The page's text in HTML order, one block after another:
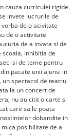
cauza curriculei rigide.
invete lucrurile de
de o acivitate
de o activitate
de a invata si de
inhibitia de
si de teme pentru
pacate unii ajunsi in
un spectacol de teatru
la un concert de
nu au citit o carte si
care sa le poata
dobandite in
posibilitate de a